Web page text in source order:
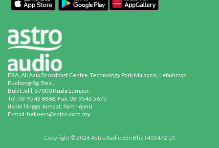
ERA, All Asia Broadcast Centre, Technology Park Malaysia, Lebuhraya
Puchong-Sg. Besi,
Bukit Jalil, 57000 Kuala Lumpur.
Tel: 03-9543 8888, Fax: 03-9543 5675
(Isnin hingga Jumaat, 9am - 6pm)
E-mail: helloera@astro.com.my
Copyright © 2026 Astro Radio Sdn Bhd (403472-D)